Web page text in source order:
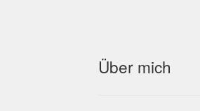
Über mich